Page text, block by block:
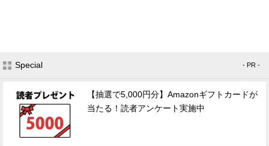
Special - PR -
【抽選で5,000円分】Amazonギフトカードが
当たる！読者アンケート実施中